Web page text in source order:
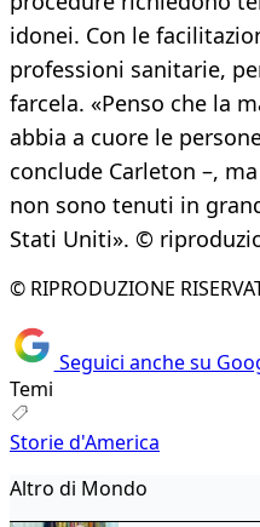
idonei. Con le
professioni sanitarie,
farcela. «Penso che la
abbia a cuore le
conclude Carleton –,
non sono tenuti in
Stati Uniti». ©
© RIPRODUZIONE
Seguici anche su
Temi
Storie d'America
Altro di Mondo